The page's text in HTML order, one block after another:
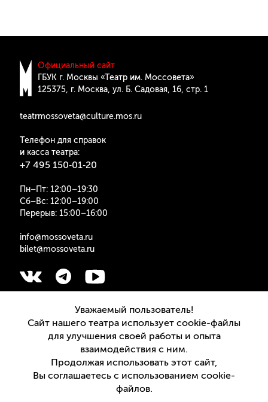
Официальный сайт
ГБУК г. Москвы «Театр им. Моссовета»
125375, г. Москва, ул. Б. Cадовая, 16, стр. 1
teatrmossoveta@culture.mos.ru
Телефон для справок
и касса театра:
+7 495 150‑01‑20
Пн–Пт: 12:00–19:30
Сб–Вс: 12:00–19:00
Перерыв: 15:00–16:00
info@mossoveta.ru
bilet@mossoveta.ru
Подписаться на рассылку
Версия для слабовидящих
Уважаемый пользователь!
Сайт нашего театра использует cookie-файлы
для улучшения своей работы и опыта
взаимодействия с ним.
Продолжая использовать этот сайт,
Вы соглашаетесь с использованием cookie-
файлов.